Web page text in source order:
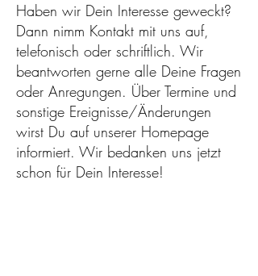
Haben wir Dein Interesse geweckt?
Dann nimm Kontakt mit uns auf,
telefonisch oder schriftlich. Wir
beantworten gerne alle Deine Fragen
oder Anregungen. Über Termine und
sonstige Ereignisse/Änderungen
wirst Du auf unserer Homepage
informiert. Wir bedanken uns jetzt
schon für Dein Interesse!